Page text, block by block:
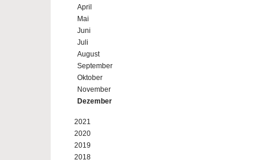
April
Mai
Juni
Juli
August
September
Oktober
November
Dezember
2021
2020
2019
2018